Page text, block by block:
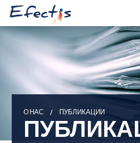
О НАС ПУБЛИКАЦИИ